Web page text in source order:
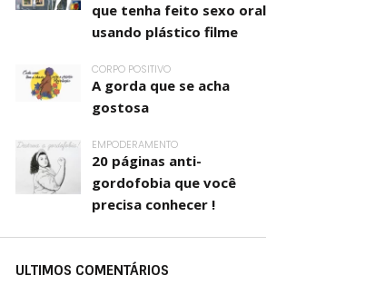
que tenha feito sexo oral
usando plástico filme
CORPO POSITIVO
A gorda que se acha
gostosa
EMPODERAMENTO
20 páginas anti-
gordofobia que você
precisa conhecer !
ULTIMOS COMENTÁRIOS